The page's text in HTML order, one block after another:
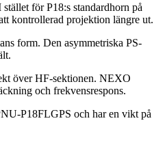
för P18:s standardhorn på
kontrollerad projektion längre ut.
form. Den asymmetriska PS-
över HF-sektionen. NEXO
och frekvensrespons.
P18FLGPS och har en vikt på